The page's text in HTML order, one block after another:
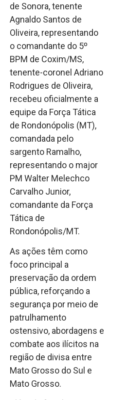
de Sonora, tenente
Agnaldo Santos de
Oliveira, representando
o comandante do 5º
BPM de Coxim/MS,
tenente-coronel Adriano
Rodrigues de Oliveira,
recebeu oficialmente a
equipe da Força Tática
de Rondonópolis (MT),
comandada pelo
sargento Ramalho,
representando o major
PM Walter Melechco
Carvalho Junior,
comandante da Força
Tática de
Rondonópolis/MT.
As ações têm como
foco principal a
preservação da ordem
pública, reforçando a
segurança por meio de
patrulhamento
ostensivo, abordagens e
combate aos ilícitos na
região de divisa entre
Mato Grosso do Sul e
Mato Grosso.